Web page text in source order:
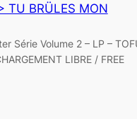
TU BRÜLES MON
Série Volume 2 – LP –
LIBRE / FREE